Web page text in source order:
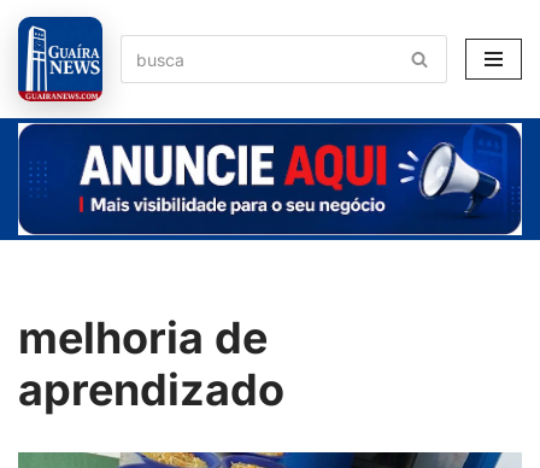
Pular
para
o
conteúdo
melhoria de
aprendizado